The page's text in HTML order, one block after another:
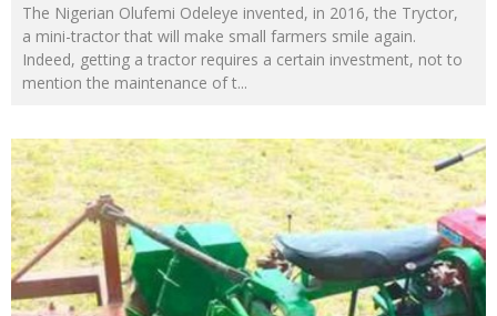
The Nigerian Olufemi Odeleye invented, in 2016, the Tryctor,
a mini-tractor that will make small farmers smile again.
Indeed, getting a tractor requires a certain investment, not to
mention the maintenance of t...